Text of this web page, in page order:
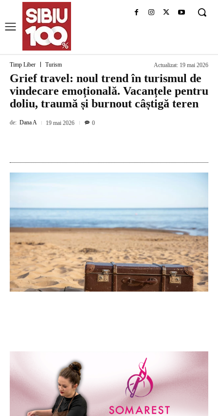
Timp Liber Turism Actualizat: 19 mai 2026
Grief travel: noul trend în turismul de
vindecare emoțională. Vacanțele pentru
doliu, traumă și burnout câștigă teren
de: Dana A 19 mai 2026 0